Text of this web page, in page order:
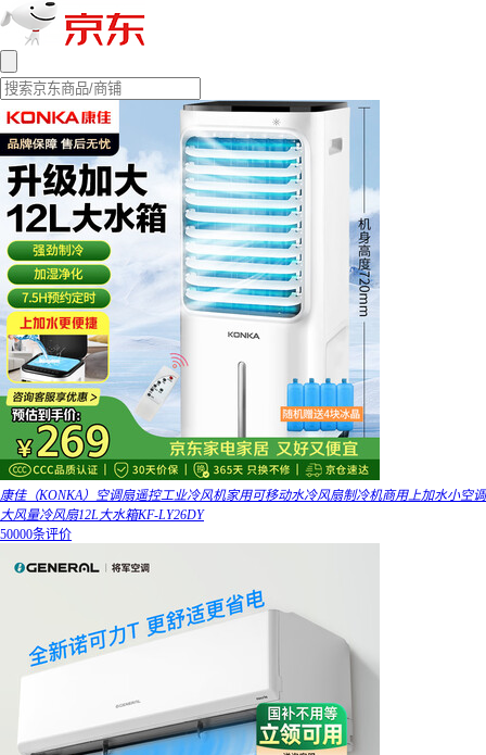
康佳（KONKA）空调扇遥控工业冷风机家用可移动水冷风扇制冷机商用上加水小空调
大风量冷风扇12L大水箱KF-LY26DY
50000条评价